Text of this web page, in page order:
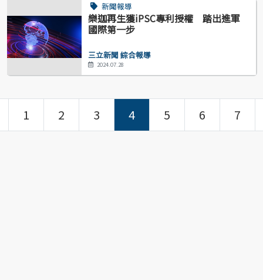
新聞報導
樂迦再生獲iPSC專利授權 踏出進軍
國際第一步
三立新聞 綜合報導
2024.07.28
1 2 3 4 5 6 7